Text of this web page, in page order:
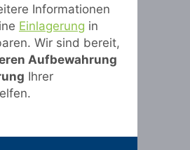
Informationen
Einlagerung in
Wir sind bereit,
Aufbewahrung
Ihrer